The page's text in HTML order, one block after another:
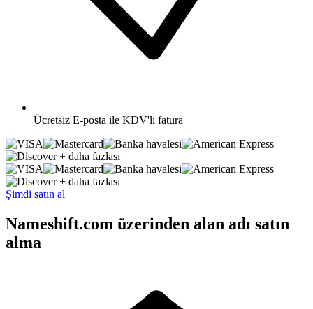
Ücretsiz E-posta ile KDV'li fatura
+ daha fazlası
+ daha fazlası
Şimdi satın al
Nameshift.com üzerinden alan adı satın
alma